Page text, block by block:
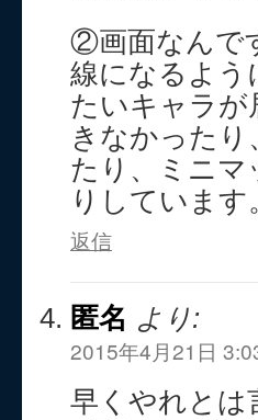
②画面なんで
線になるよう
たいキャラが
きなかった
たり、ミニマ
りしています
返信
匿名 より:
2015年4月21日
早くやれとは